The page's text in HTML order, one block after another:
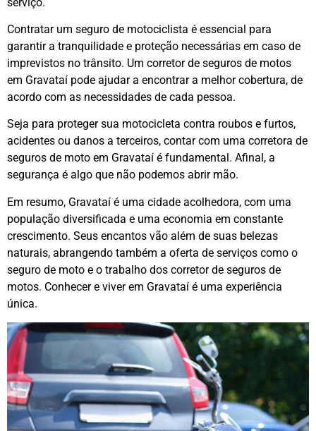
Contratar um seguro de motociclista é essencial para
garantir a tranquilidade e proteção necessárias em caso de
imprevistos no trânsito. Um corretor de seguros de motos
em Gravataí pode ajudar a encontrar a melhor cobertura, de
acordo com as necessidades de cada pessoa.
Seja para proteger sua motocicleta contra roubos e furtos,
acidentes ou danos a terceiros, contar com uma corretora de
seguros de moto em Gravataí é fundamental. Afinal, a
segurança é algo que não podemos abrir mão.
Em resumo, Gravataí é uma cidade acolhedora, com uma
população diversificada e uma economia em constante
crescimento. Seus encantos vão além de suas belezas
naturais, abrangendo também a oferta de serviços como o
seguro de moto e o trabalho dos corretor de seguros de
motos. Conhecer e viver em Gravataí é uma experiência
única.